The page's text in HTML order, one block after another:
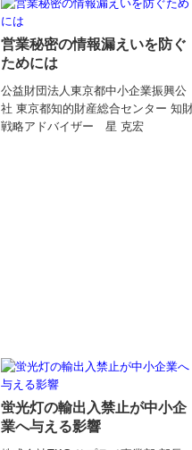
営業秘密の情報漏えいを防ぐ
ためには
公益財団法人東京都中小企業振興公
社 東京都知的財産総合センター 知
戦略アドバイザー 星 克宏
蛍光灯の輸出入禁止が中小企
業へ与える影響